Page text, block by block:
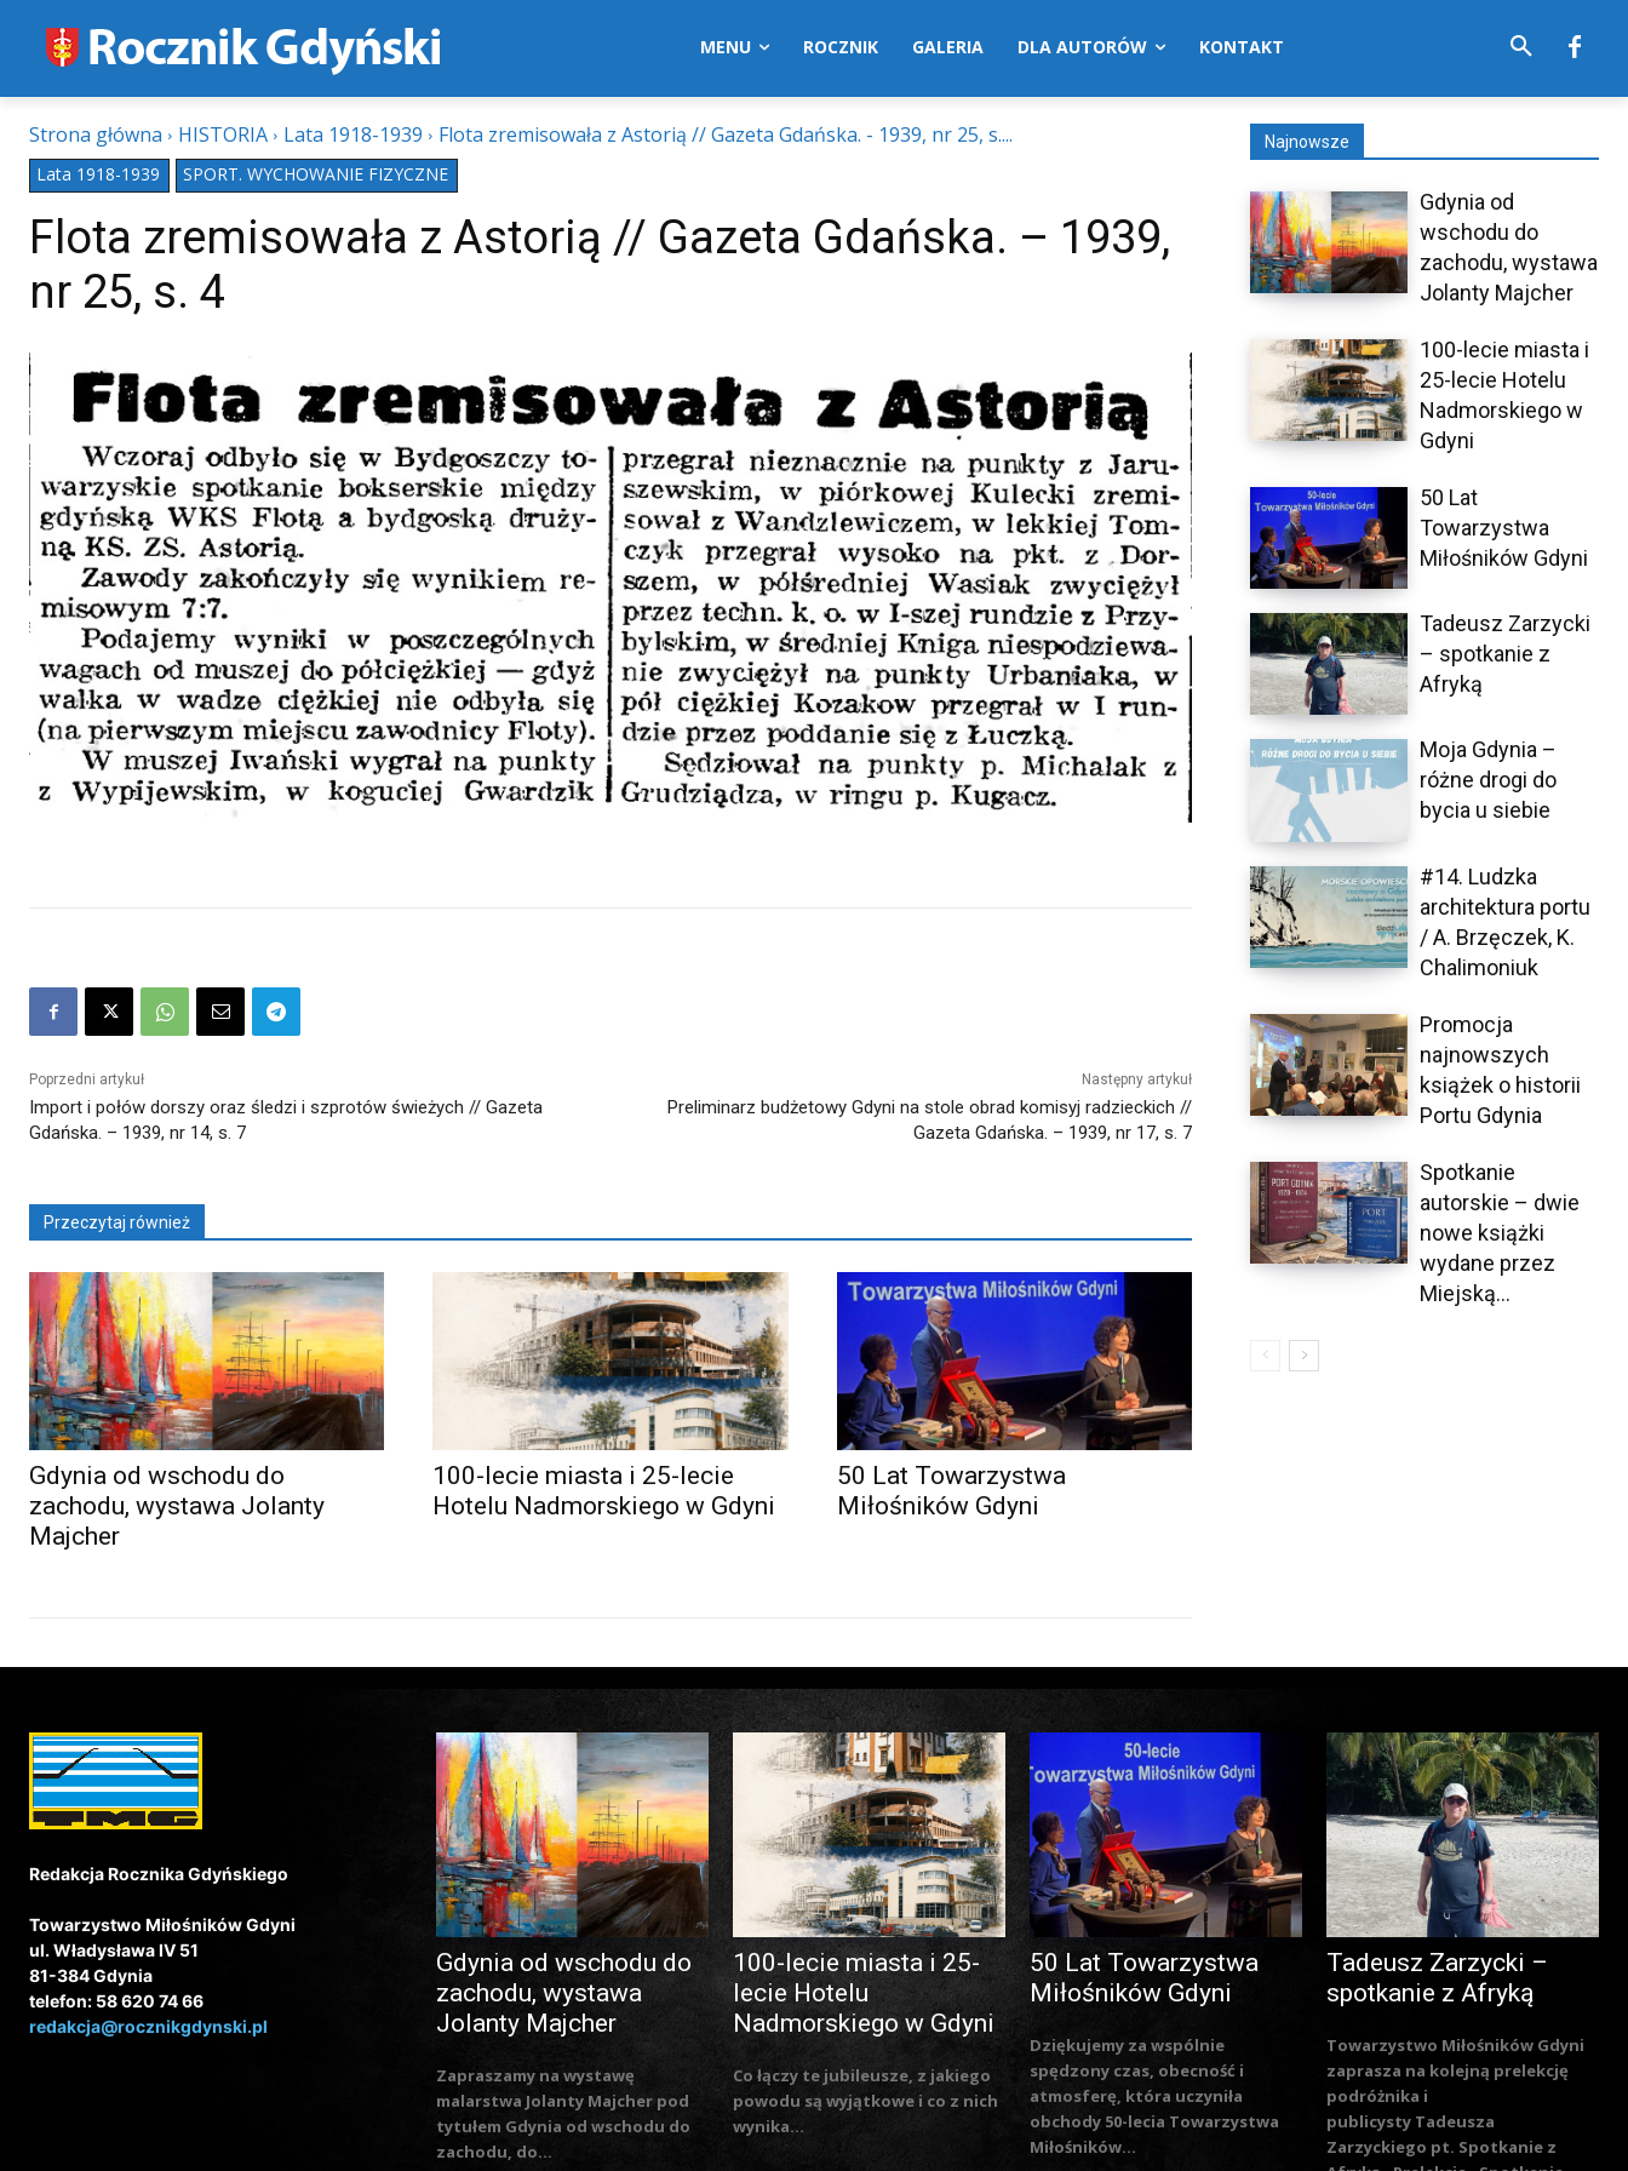
MENU ROCZNIK GALERIA DLA AUTORÓW KONTAKT
Strona główna HISTORIA Lata 1918-1939 Flota zremisowała z Astorią // Gazeta Gdańska. - 1939, nr 25, s....
Lata 1918-1939 SPORT. WYCHOWANIE FIZYCZNE
Flota zremisowała z Astorią // Gazeta Gdańska. – 1939,
nr 25, s. 4
Poprzedni artykuł
Import i połów dorszy oraz śledzi i szprotów świeżych // Gazeta
Gdańska. – 1939, nr 14, s. 7
Następny artykuł
Preliminarz budżetowy Gdyni na stole obrad komisyj radzieckich //
Gazeta Gdańska. – 1939, nr 17, s. 7
Przeczytaj również
Gdynia od wschodu do
zachodu, wystawa Jolanty
Majcher
100-lecie miasta i 25-lecie
Hotelu Nadmorskiego w Gdyni
50 Lat Towarzystwa
Miłośników Gdyni
Najnowsze
Gdynia od
wschodu do
zachodu, wystawa
Jolanty Majcher
100-lecie miasta i
25-lecie Hotelu
Nadmorskiego w
Gdyni
50 Lat
Towarzystwa
Miłośników Gdyni
Tadeusz Zarzycki
– spotkanie z
Afryką
Moja Gdynia –
różne drogi do
bycia u siebie
#14. Ludzka
architektura portu
/ A. Brzęczek, K.
Chalimoniuk
Promocja
najnowszych
książek o historii
Portu Gdynia
Spotkanie
autorskie – dwie
nowe książki
wydane przez
Miejską...
Redakcja Rocznika Gdyńskiego
Towarzystwo Miłośników Gdyni
ul. Władysława IV 51
81-384 Gdynia
telefon: 58 620 74 66
redakcja@rocznikgdynski.pl
Gdynia od wschodu do
zachodu, wystawa
Jolanty Majcher
Zapraszamy na wystawę
malarstwa Jolanty Majcher pod
tytułem Gdynia od wschodu do
zachodu, do...
100-lecie miasta i 25-
lecie Hotelu
Nadmorskiego w Gdyni
Co łączy te jubileusze, z jakiego
powodu są wyjątkowe i co z nich
wynika...
50 Lat Towarzystwa
Miłośników Gdyni
Dziękujemy za wspólnie
spędzony czas, obecność i
atmosferę, która uczyniła
obchody 50-lecia Towarzystwa
Miłośników...
Tadeusz Zarzycki –
spotkanie z Afryką
Towarzystwo Miłośników Gdyni
zaprasza na kolejną prelekcję
podróżnika i
publicysty Tadeusza
Zarzyckiego pt. Spotkanie z